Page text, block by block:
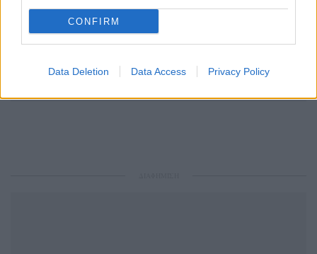
CONFIRM
Data Deletion Data Access Privacy Policy
Ακολουθήστε το Pink.gr στο
μάθετε πρώτοιτα πιο hot νέα.
Ακολουθήστε το Pink.gr και στοInstagram